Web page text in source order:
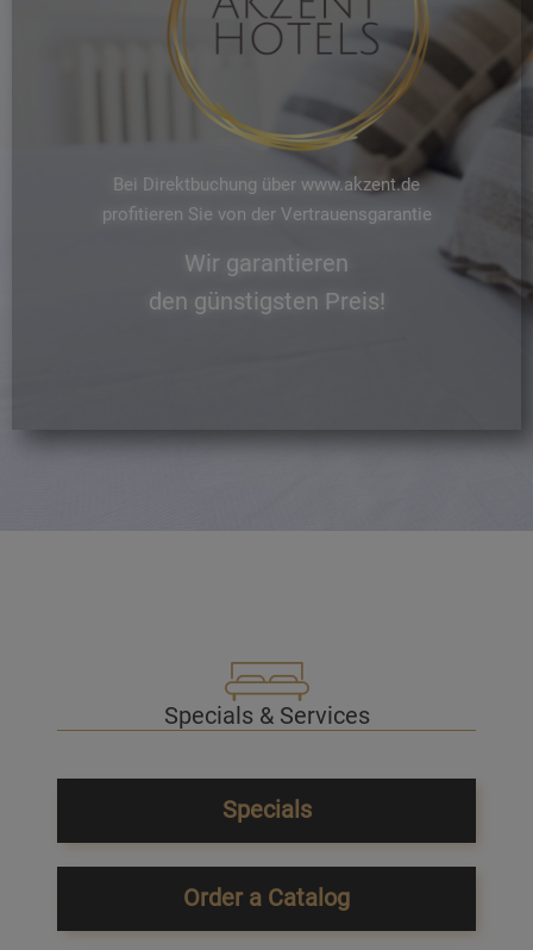
Bei Direktbuchung über www.akzent.de
profitieren Sie von der Vertrauensgarantie
Wir garantieren
den günstigsten Preis!
Specials & Services
Specials
Order a Catalog